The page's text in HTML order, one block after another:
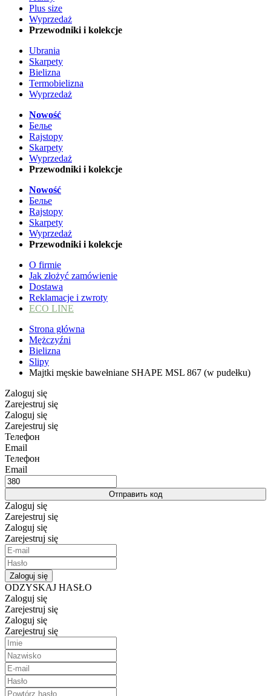
Plus size
Wyprzedaż
Przewodniki i kolekcje
Ubrania
Skarpety
Bielizna
Termobielizna
Wyprzedaż
Nowość
Белье
Rajstopy
Skarpety
Wyprzedaż
Przewodniki i kolekcje
Nowość
Белье
Rajstopy
Skarpety
Wyprzedaż
Przewodniki i kolekcje
O firmie
Jak złożyć zamówienie
Dostawa
Reklamacje i zwroty
ECO LINE
Strona główna
Mężczyźni
Bielizna
Slipy
Majtki męskie bawełniane SHAPE MSL 867 (w pudełku)
Zaloguj się
Zarejestruj się
Zaloguj się
Zarejestruj się
Телефон
Email
Телефон
Email
Отправить код
Zaloguj się
Zarejestruj się
Zaloguj się
Zarejestruj się
Zaloguj się
ODZYSKAJ HASŁO
Zaloguj się
Zarejestruj się
Zaloguj się
Zarejestruj się